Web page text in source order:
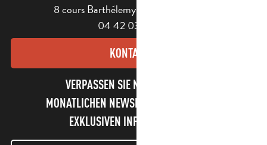
8 cours Barthélemy - 13400 Aubagne
04 42 03 49 98
KONTAKT
VERPASSEN SIE NICHT UNSEREN
MONATLICHEN NEWSLETTER UND UNSERE
EXKLUSIVEN INFORMATIONEN!